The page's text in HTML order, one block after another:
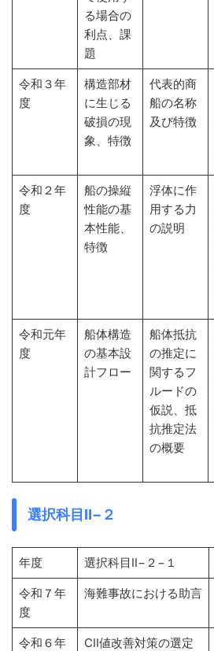
る場合の
利点、課
題
令和３年
度
構造部材
に生じる
破損の現
象、特徴
代表的商
船の名称
及び特徴
令和２年
度
船の操縦
性能の基
本性能、
特徴
浮体に作
用する力
の説明
令和元年
度
船体構造
の基本設
計フロー
船体抵抗
の推定に
関するフ
ルードの
仮説、抵
抗推定法
の概要
選択科目Ⅱ−２
年度 選択科目Ⅱ−２−１
令和７年
度
海難事故における助言
令和６年 CⅡ値改善対策の選定